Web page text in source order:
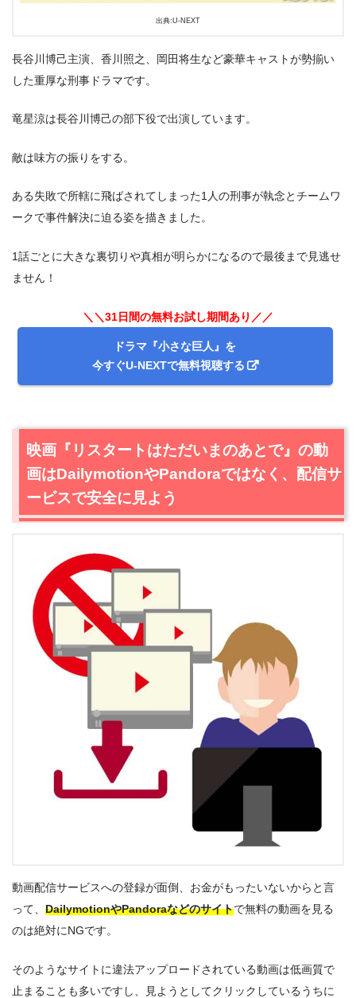
出典:U-NEXT
長谷川博己主演、香川照之、岡田将生など豪華キャストが勢揃い
した重厚な刑事ドラマです。
竜星涼は長谷川博己の部下役で出演しています。
敵は味方の振りをする。
ある失敗で所轄に飛ばされてしまった1人の刑事が執念とチームワ
ークで事件解決に迫る姿を描きました。
1話ごとに大きな裏切りや真相が明らかになるので最後まで見逃せ
ません！
＼＼31日間の無料お試し期間あり／／
ドラマ『小さな巨人』を
今すぐU-NEXTで無料視聴する
映画『リスタートはただいまのあとで』の動
画はDailymotionやPandoraではなく、配信サ
ービスで安全に見よう
動画配信サービスへの登録が面倒、お金がもったいないからと言
って、 DailymotionやPandoraなどのサイトで無料の動画を見る
のは絶対にNGです。
そのようなサイトに違法アップロードされている動画は低画質で
止まることも多いですし、見ようとしてクリックしているうちに